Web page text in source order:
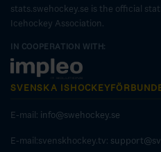
stats.swehockey.se is the official
Icehockey Association.
IN COOPERATION WITH:
SVENSKA
E-mail: info@swehockey.se
E-mail:svenskhockey.tv: